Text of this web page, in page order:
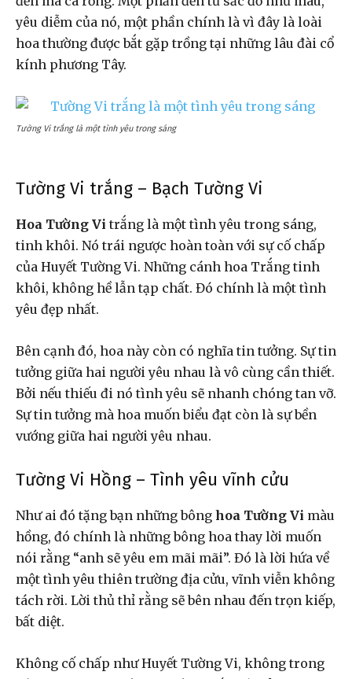
yêu diễm của nó, một phần chính là vì đây là loài
hoa thường được bắt gặp trồng tại những lâu đài cổ
kính phương Tây.
Tường Vi trắng là một tình yêu trong sáng
Tường Vi trắng – Bạch Tường Vi
Hoa Tường Vi trắng là một tình yêu trong sáng,
tinh khôi. Nó trái ngược hoàn toàn với sự cố chấp
của Huyết Tường Vi. Những cánh hoa Trắng tinh
khôi, không hề lẫn tạp chất. Đó chính là một tình
yêu đẹp nhất.
Bên cạnh đó, hoa này còn có nghĩa tin tưởng. Sự tin
tưởng giữa hai người yêu nhau là vô cùng cần thiết.
Bởi nếu thiếu đi nó tình yêu sẽ nhanh chóng tan vỡ.
Sự tin tưởng mà hoa muốn biểu đạt còn là sự bền
vướng giữa hai người yêu nhau.
Tường Vi Hồng – Tình yêu vĩnh cửu
Như ai đó tặng bạn những bông hoa Tường Vi màu
hồng, đó chính là những bông hoa thay lời muốn
nói rằng “anh sẽ yêu em mãi mãi”. Đó là lời hứa về
một tình yêu thiên trường địa cửu, vĩnh viễn không
tách rời. Lời thủ thỉ rằng sẽ bên nhau đến trọn kiếp,
bất diệt.
Không cố chấp như Huyết Tường Vi, không trong